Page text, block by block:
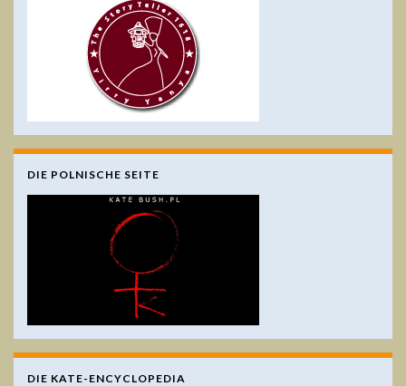
DIE POLNISCHE SEITE
DIE KATE-ENCYCLOPEDIA